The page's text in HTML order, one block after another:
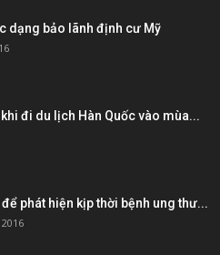
dạng bảo lãnh định cư Mỹ
đi du lịch Hàn Quốc vào mùa...
phát hiện kịp thời bệnh ung thư...